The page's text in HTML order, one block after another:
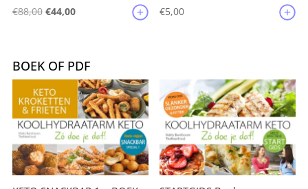
€88,00 Oorspronkelijke
€88,00.
€44,00Huidige
€44,00.
€5,00
BOEK OF PDF